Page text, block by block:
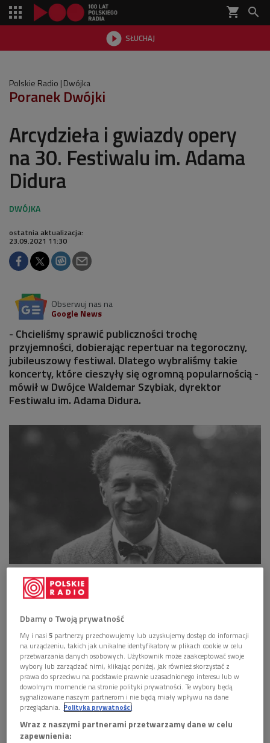
shopping_cart 
 SŁUCHAJ

Polskie Radio Dwójka
Poranek Dwójki
Arcydzieła i gwiazdy opery
na 30. Festiwalu im. Adama
Didura
ostatnia aktualizacja:
23.09.2021 11:30
Obserwuj nas na
Google News
- Chcieliśmy sprawić publiczności trochę
przyjemności, dobierając repertuar na tegoroczny,
jubileuszowy festiwal. Dlatego wybraliśmy takie
koncerty, które cieszyły się ogromną popularnością -
mówił w Dwójce Waldemar Szybiak, dyrektor
Festiwalu im. Adama Didura.
Adam Didur Foto: NAC
Dbamy o Twoją prywatność
My i nasi5 partnerzy przechowujemy lub uzyskujemy dostęp do informacji
na urządzeniu, takich jak unikalne identyfikatory w plikach cookie w celu
przetwarzania danych osobowych. Użytkownik może zaakceptować swoje
wybory lub zarządzać nimi, klikając poniżej, jak również skorzystać z
prawa do sprzeciwu na podstawie prawnie uzasadnionego interesu lub w
dowolnym momencie na stronie polityki prywatności. Te wybory będą
sygnalizowane naszym partnerom i nie będą miały wpływu na dane
przeglądania. Polityka prywatności
Wraz z naszymi partnerami przetwarzamy dane w celu
zapewnienia: